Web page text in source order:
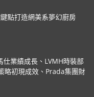
點打造網美系夢幻廚房
仕業績成長、LVMH時裝部
略初現成效、Prada集團財